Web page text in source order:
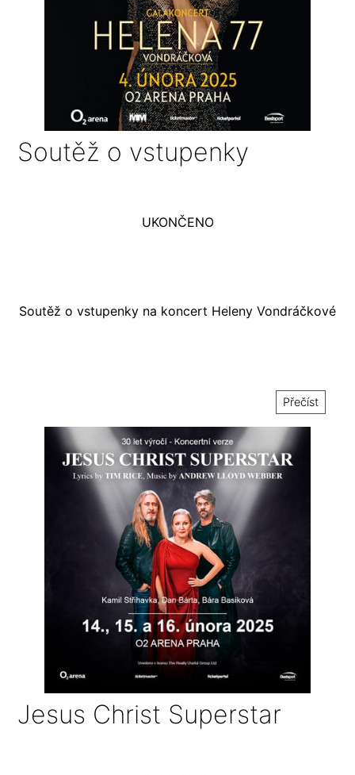
Soutěž o vstupenky
UKONČENO
Soutěž o vstupenky na koncert Heleny Vondráčkové
Přečíst
Jesus Christ Superstar